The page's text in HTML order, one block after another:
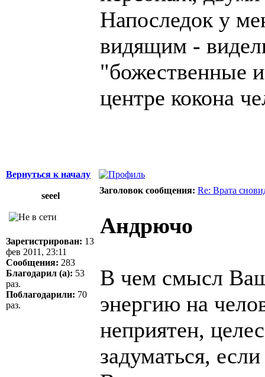
Напоследок у
видящим -
"божественные
центре кокона
Вернуться к началу
seeel
Заголовок сообщения: Re: Врата
Зарегистрирован: 13
фев 2011, 23:11
Сообщения: 283
Благодарил (а): 53
раз.
Поблагодарили: 70
раз.
Андрючо
В чем смысл
энергию на
неприятен,
задуматься,